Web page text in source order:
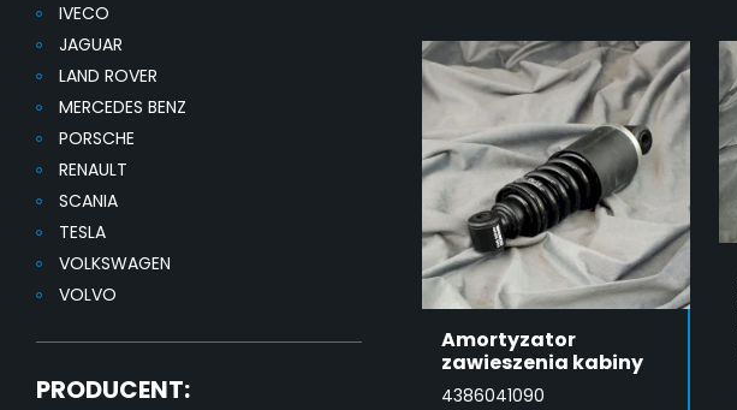
IVECO
JAGUAR
LAND ROVER
MERCEDES BENZ
PORSCHE
RENAULT
SCANIA
TESLA
VOLKSWAGEN
VOLVO
PRODUCENT:
KOSZYKA
Amortyzator
zawieszenia kabiny
4386041090